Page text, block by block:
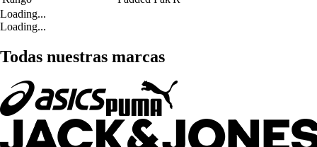
Loading...
Loading...
Todas nuestras marcas